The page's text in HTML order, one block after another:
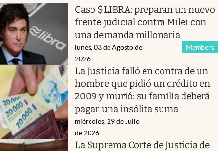
Caso $LIBRA: preparan un nuevo
frente judicial contra Milei con
una demanda millonaria
Members
lunes, 03 de Agosto de
2026
La Justicia falló en contra de un
hombre que pidió un crédito en
2009 y murió: su familia deberá
pagar una insólita suma
miércoles, 29 de Julio
de 2026
La Suprema Corte de Justicia de